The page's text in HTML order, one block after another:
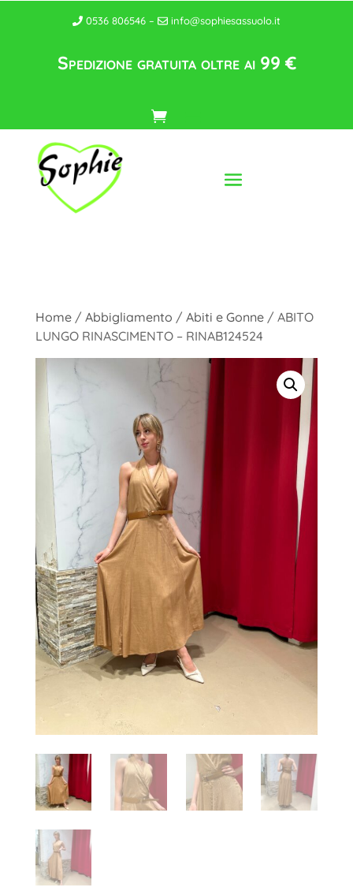
0536 806546 – info@sophiesassuolo.it
Spedizione gratuita oltre ai 99 €
Home/ Abbigliamento / Abiti e Gonne/ ABITO
LUNGO RINASCIMENTO – RINAB124524